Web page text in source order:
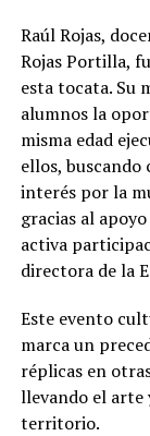
Raúl Rojas,
Rojas Portilla,
esta tocata. Su
alumnos la
misma edad
ellos,
interés por la
gracias al
activa
directora de la
Este evento
marca un
réplicas en
llevando el arte
territorio.